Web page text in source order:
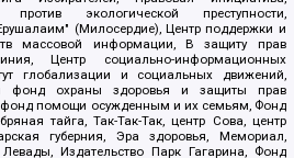
экологической преступности,
(Милосердие), Центр поддержки и
массовой информации, В защиту прав
Центр социально-информационных
глобализации и социальных движений,
фонд охраны здоровья и защиты прав
фонд помощи осужденным и их семьям, Фонд
тайга, Так-Так-Так, центр Сова, центр
губерния, Эра здоровья, Мемориал,
Издательство Парк Гагарина, Фонд